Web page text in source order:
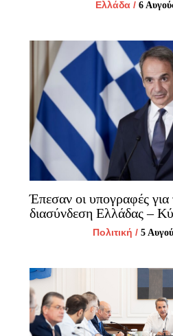
Ελλάδα/ 6
Έπεσαν οι υπογραφές για
διασύνδεση Ελλάδας –
Πολιτική / 5